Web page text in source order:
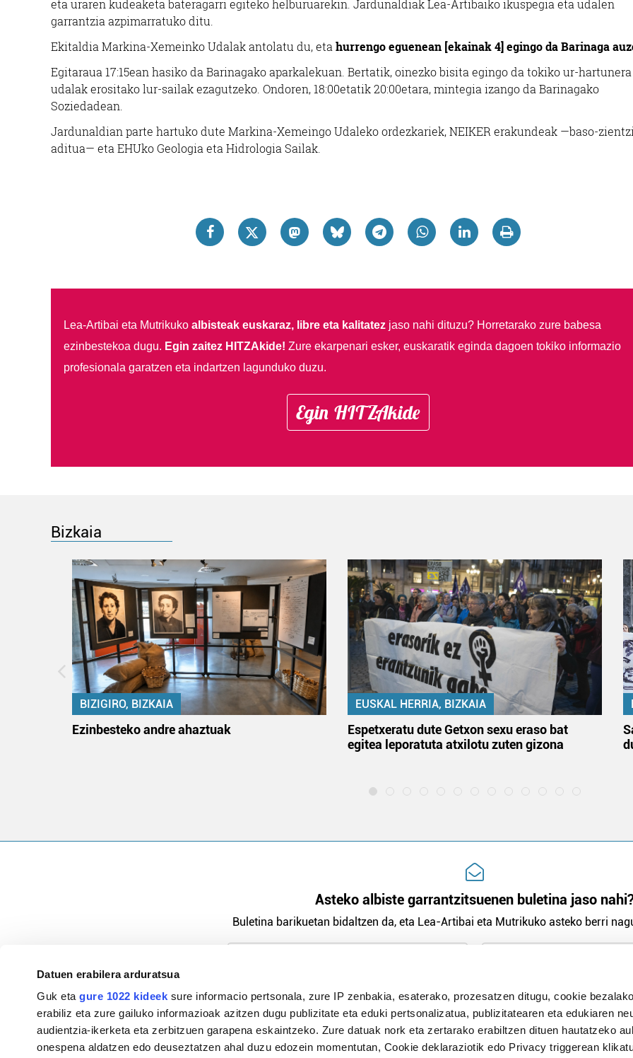
Datuen erabilera arduratsua
Guk etagure 1022 kideek sure informacio pertsonala, zure IP zenbakia, esaterako, prozesatzen ditugu, cookie
erabiliz eta zure gailuko informazioak azitzen dugu publizitate eta eduki pertsonalizatua, publizitatearen eta edukiaren
audientzia-ikerketa eta zerbitzuen garapena eskaintzeko. Zure datuak nork eta zertarako erabiltzen dituen hautatzeko
onespena aldatzen edo deuseztatzen ahal duzu edozein momentutan, Cookie deklaraziotik edo Privacy triggerean
eta uraren kudeaketa bateragarri egiteko helburuarekin. Jardunaldiak Lea-Artibaiko ikuspegia eta udalen
garrantzia azpimarratuko ditu.
Ekitaldia Markina-Xemeinko Udalak antolatu du, eta hurrengo eguenean [ekainak 4] egingo da Barinaga
Egitaraua 17:15ean hasiko da Barinagako aparkalekuan. Bertatik, oinezko bisita egingo da tokiko ur-
udalak erositako lur-sailak ezagutzeko. Ondoren, 18:00etatik 20:00etara, mintegia izango da Barinagako
Soziedadean.
Jardunaldian parte hartuko dute Markina-Xemeingo Udaleko ordezkariek, NEIKER erakundeak —baso-
aditua— eta EHUko Geologia eta Hidrologia Sailak.
Lea-Artibai eta Mutrikuko albisteak euskaraz, libre eta kalitatezjaso nahi dituzu? Horretarako zure babesa
ezinbestekoa dugu. Egin zaitez HITZAkide! Zure ekarpenari esker, euskaratik eginda dagoen tokiko informazio
profesionala garatzen eta indartzen lagunduko duzu.
Egin HITZAkide
Bizkaia
BIZIGIRO, BIZKAIA
Ezinbesteko andre ahaztuak
EUSKAL HERRIA, BIZKAIA
Espetxeratu dute Getxon sexu eraso bat
egitea leporatuta atxilotu zuten gizona
Asteko albiste garrantzitsuenen buletina jaso
Buletina barikuetan bidaltzen da, eta Lea-Artibai eta Mutrikuko asteko berri